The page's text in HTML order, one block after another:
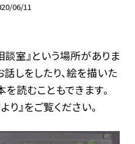
06/11
室』という場所がありま
話しをしたり、絵を描いた
を読むこともできます。
り』をご覧ください。